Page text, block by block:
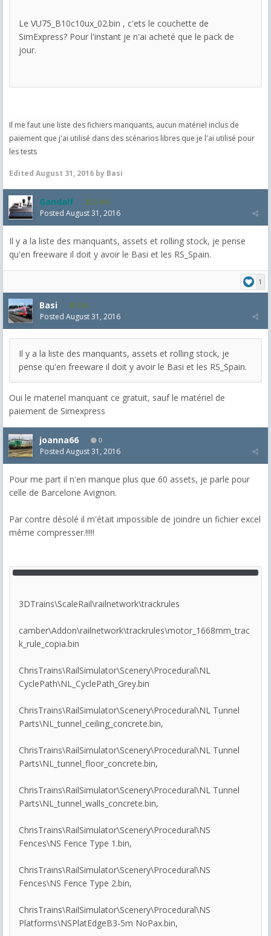
Le VU75_B10c10ux_02.bin , c'ets le couchette de
SimExpress? Pour l'instant je n'ai acheté que le pack de
jour.
Il me faut une liste des fichiers manquants, aucun matériel inclus de
paiement que j'ai utilisé dans des scénarios libres que je l'ai utilisé pour
les tests
Edited August 31, 2016 by Basi
Gandalf 2,463
Posted August 31, 2016
Il y a la liste des manquants, assets et rolling stock, je pense
qu'en freeware il doit y avoir le Basi et les RS_Spain.
1
Basi 158
Posted August 31, 2016
Il y a la liste des manquants, assets et rolling stock, je
pense qu'en freeware il doit y avoir le Basi et les RS_Spain.
Oui le materiel manquant ce gratuit, sauf le matériel de
paiement de Simexpress
joanna66 0
Posted August 31, 2016
Pour me part il n'en manque plus que 60 assets, je parle pour
celle de Barcelone Avignon.
Par contre désolé il m'était impossible de joindre un fichier excel
même compresser.!!!!!
3DTrains\ScaleRail\railnetwork\trackrules
camber\Addon\railnetwork\trackrules\motor_1668mm_trac
k_rule_copia.bin
ChrisTrains\RailSimulator\Scenery\Procedural\NL
CyclePath\NL_CyclePath_Grey.bin
ChrisTrains\RailSimulator\Scenery\Procedural\NL Tunnel
Parts\NL_tunnel_ceiling_concrete.bin,
ChrisTrains\RailSimulator\Scenery\Procedural\NL Tunnel
Parts\NL_tunnel_floor_concrete.bin,
ChrisTrains\RailSimulator\Scenery\Procedural\NL Tunnel
Parts\NL_tunnel_walls_concrete.bin,
ChrisTrains\RailSimulator\Scenery\Procedural\NS
Fences\NS Fence Type 1.bin,
ChrisTrains\RailSimulator\Scenery\Procedural\NS
Fences\NS Fence Type 2.bin,
ChrisTrains\RailSimulator\Scenery\Procedural\NS
Platforms\NSPlatEdgeB3-5m NoPax.bin,